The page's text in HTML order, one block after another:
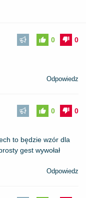
0
0
Odpowiedz
0
0
to będzie wzór dla
gest wywołał
Odpowiedz